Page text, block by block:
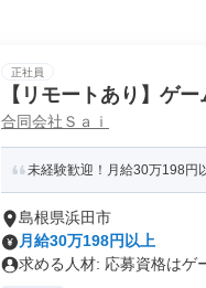
正社員
【リモートあり】ゲ
合同会社Ｓａｉ
未経験歓迎！月給30万198円
島根県浜田市
月給30万198円以上
求める人材: 応募資格はゲ